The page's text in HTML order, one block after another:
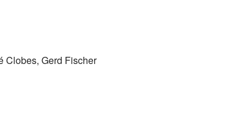
Clobes, Gerd Fischer